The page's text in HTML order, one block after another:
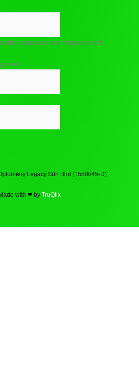
purposes and should be left
Legacy Sdn Bhd (1550045-D)
with ❤ by TruQlix